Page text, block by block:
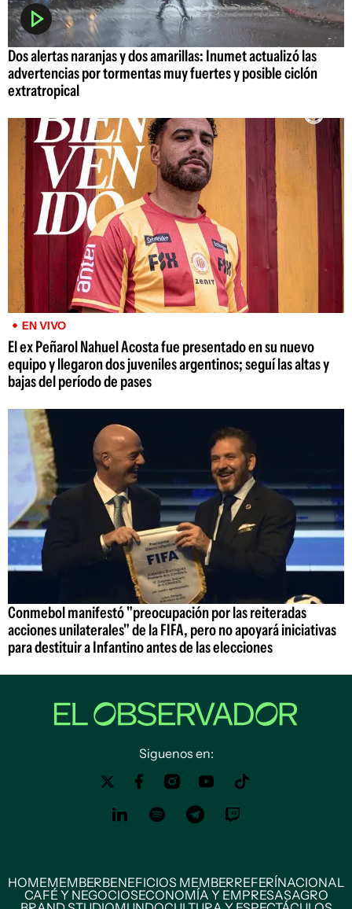
Dos alertas naranjas y dos amarillas: Inumet actualizó las
advertencias por tormentas muy fuertes y posible ciclón
extratropical
EN VIVO
El ex Peñarol Nahuel Acosta fue presentado en su nuevo
equipo y llegaron dos juveniles argentinos; seguí las altas y
bajas del período de pases
Conmebol manifestó "preocupación por las reiteradas
acciones unilaterales" de la FIFA, pero no apoyará iniciativas
para destituir a Infantino antes de las elecciones
Siguenos en:
HOMEMEMBERBENEFICIOS MEMBERREFERÍNACIONAL
CAFÉ Y NEGOCIOSECONOMÍA Y EMPRESASAGRO